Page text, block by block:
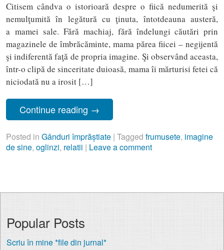
Citisem cândva o istorioară despre o fiică nedumerită şi
nemulţumită în legătură cu ţinuta, întotdeauna austeră,
a mamei sale. Fără machiaj, fără îndelungi căutări prin
magazinele de îmbrăcăminte, mama părea fiicei – negijentă
şi indiferentă faţă de propria imagine. Şi observând aceasta,
într-o clipă de sinceritate duioasă, mama îi mărturisi fetei că
niciodată nu a irosit […]
Continue reading →
Posted in Gânduri împrăștiate | Tagged frumusete, imagine
de sine, oglinzi, relatii | Leave a comment
Popular Posts
Scriu în mine *file din jurnal*